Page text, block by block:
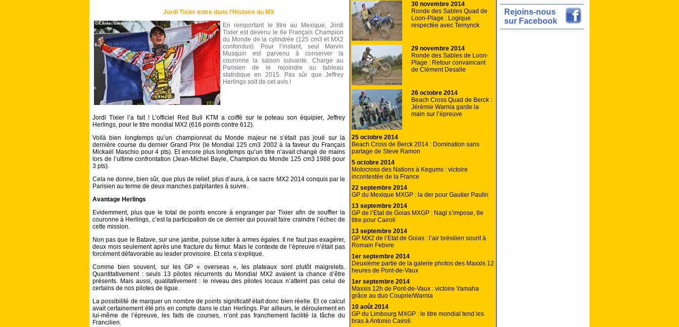
Jordi Tixier entre dans l’Histoire du MX
En remportant le titre au Mexique, Jordi
Tixier est devenu le 6e Français Champion
du Monde de la cylindrée (125 cm3 et MX2
confondus). Pour l’instant, seul Marvin
Musquin est parvenu à conserver la
couronne la saison suivante. Charge au
Parisien de le rejoindre au tableau
statistique en 2015. Pas sûr que Jeffrey
Herlings soit de cet avis !
Jordi Tixier l’a fait ! L’officiel Red Bull KTM a coiffé sur le poteau son équipier, Jeffrey
Herlings, pour le titre mondial MX2 (616 points contre 612).
Voilà bien longtemps qu’un championnat du Monde majeur ne s’était pas joué sur la
dernière course du dernier Grand Prix (le Mondial 125 cm3 2002 à la faveur du Français
Mickaël Maschio pour 4 pts). Et encore plus longtemps qu’un titre n’avait changé de mains
lors de l’ultime confrontation (Jean-Michel Bayle, Champion du Monde 125 cm3 1988 pour
3 pts).
Cela ne donne, bien sûr, que plus de relief, plus d’aura, à ce sacre MX2 2014 conquis par le
Parisien au terme de deux manches palpitantes à suivre.
Avantage Herlings
Evidemment, plus que le total de points encore à engranger par Tixier afin de souffler la
couronne à Herlings, c’est la participation de ce dernier qui pouvait faire craindre l’échec de
cette mission.
Non pas que le Batave, sur une jambe, puisse lutter à armes égales. Il ne faut pas exagérer,
deux mois seulement après une fracture du fémur. Mais le contexte de l’épreuve n’était pas
forcément défavorable au leader provisoire. Et cela s’explique.
Comme bien souvent, sur les GP « overseas », les plateaux sont plutôt maigrelets.
Quantitativement : seuls 13 pilotes récurrents du Mondial MX2 avaient la chance d’être
présents. Mais aussi, qualitativement : le niveau des pilotes locaux n’atteint pas celui de
certains de nos pilotes de ligue.
La possibilité de marquer un nombre de points significatif était donc bien réelle. Et ce calcul
avait certainement été pris en compte dans le clan Herlings. Par ailleurs, le déroulement en
lui-même de l’épreuve, les faits de courses, n’ont pas franchement facilité la tâche du
Francilien.
30 novembre 2014
Ronde des Sables Quad de
Loon-Plage : Logique
respectée avec Ternynck
29 novembre 2014
Ronde des Sables de Loon-
Plage : Retour convaincant
de Clément Desalle
26 octobre 2014
Beach Cross Quad de Berck :
Jérémie Warnia garde la
main sur l’épreuve
25 octobre 2014
Beach Cross de Berck 2014 : Domination sans
partage de Steve Ramon
5 octobre 2014
Motocross des Nations à Kegums : victoire
incontestée de la France
22 septembre 2014
GP du Mexique MXGP : la der pour Gautier Paulin
13 septembre 2014
GP de l’Etat de Goias MXGP : Nagl s’impose, 8e
titre pour Cairoli
13 septembre 2014
GP MX2 de l’Etat de Goias : l’air brésilien sourit à
Romain Febvre
1er septembre 2014
Deuxième partie de la galerie photos des Maxxis 12
heures de Pont-de-Vaux
1er septembre 2014
Maxxis 12h de Pont-de-Vaux : victoire Yamaha
grâce au duo Couprie/Warnia
10 août 2014
GP du Limbourg MXGP : le titre mondial tend les
bras à Antonio Cairoli
Rejoins-nous
sur Facebook